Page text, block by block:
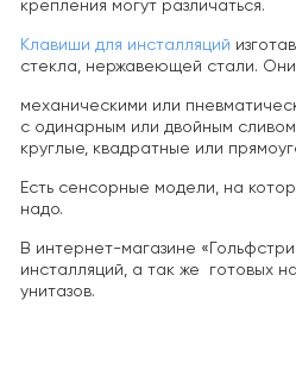
крепления могут различаться.
Клавиши для инсталляций
стекла, нержавеющей стали.
механическими или
с одинарным или двойным
круглые, квадратные или
Есть сенсорные модели, на
надо.
В интернет-магазине
инсталляций, а так же готовых
унитазов.